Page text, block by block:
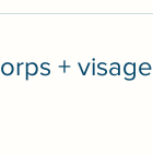
+ visage